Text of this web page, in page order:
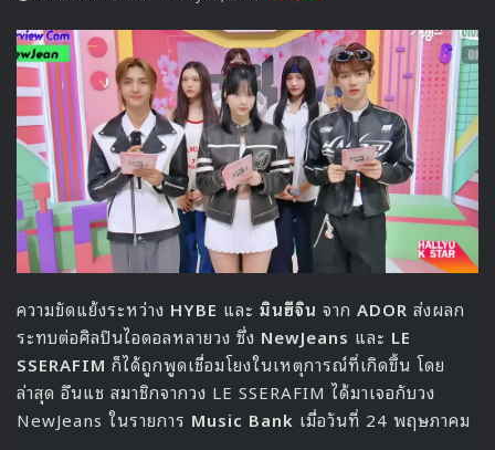
3 aespa ㅡ 4,537,556
4 ILLIT ㅡ 3,261,583
5 SEVENTEEN ㅡ 2,936,753
6 (G)I-DLE
7 BTS
8 LE SSERAFIM
9 IU
10 BIBI
11 NCT
12 นาฮุนอา
13 อีชานวอน
14 TWS
15 DAY6